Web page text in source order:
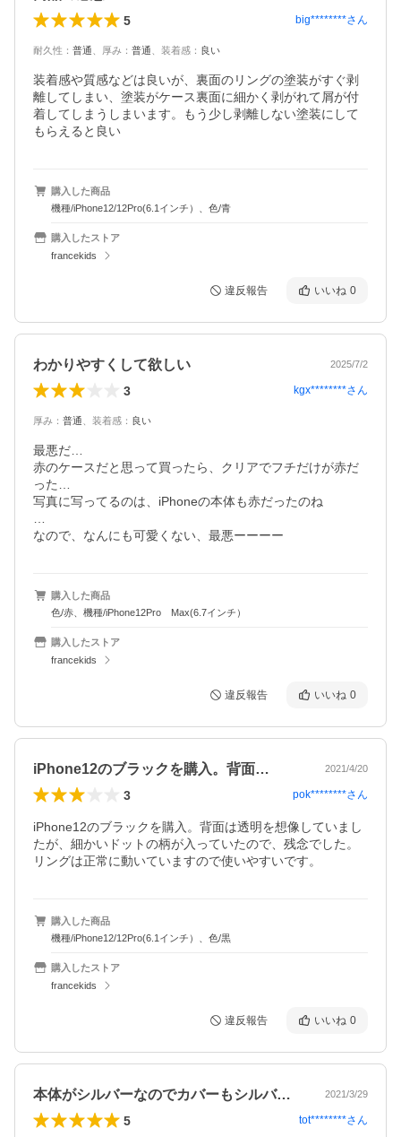
5 big********さん
耐久性 ： 普通 厚み ： 普通 装着感 ： 良い
装着感や質感などは良いが、裏面のリングの塗装がすぐ剥
離してしまい、塗装がケース裏面に細かく剥がれて屑が付
着してしまうしまいます。もう少し剥離しない塗装にして
もらえると良い
購入した商品
機種/iPhone12/12Pro(6.1インチ）、色/青
購入したストア
francekids
違反報告 いいね 0
わかりやすくして欲しい 2025/7/2
3 kgx********さん
厚み ： 普通 装着感 ： 良い
最悪だ…
赤のケースだと思って買ったら、クリアでフチだけが赤だ
った…
写真に写ってるのは、iPhoneの本体も赤だったのね
なので、なんにも可愛くない、最悪ーーーー
購入した商品
色/赤、機種/iPhone12Pro Max(6.7インチ）
購入したストア
francekids
違反報告 いいね 0
iPhone12のブラックを購入。背面… 2021/4/20
3 pok********さん
iPhone12のブラックを購入。背面は透明を想像していまし
たが、細かいドットの柄が入っていたので、残念でした。
リングは正常に動いていますので使いやすいです。
購入した商品
機種/iPhone12/12Pro(6.1インチ）、色/黒
購入したストア
francekids
違反報告 いいね 0
本体がシルバーなのでカバーもシルバーを… 2021/3/29
5 tot********さん